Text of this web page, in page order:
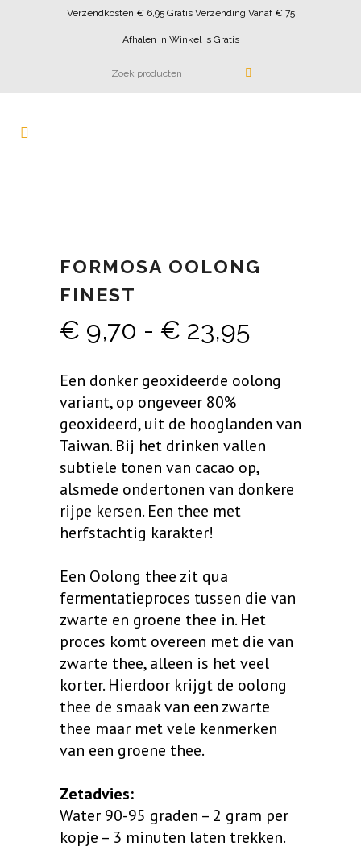
Verzendkosten € 6,95 Gratis Verzending Vanaf € 75
Afhalen In Winkel Is Gratis
FORMOSA OOLONG
FINEST
€ 9,70 - € 23,95
€ 23,95
Een donker geoxideerde oolong
variant, op ongeveer 80%
geoxideerd, uit de hooglanden van
Taiwan. Bij het drinken vallen
subtiele tonen van cacao op,
alsmede ondertonen van donkere
rijpe kersen. Een thee met
herfstachtig karakter!
Een Oolong thee zit qua
fermentatieproces tussen die van
zwarte en groene thee in. Het
proces komt overeen met die van
zwarte thee, alleen is het veel
korter. Hierdoor krijgt de oolong
thee de smaak van een zwarte
thee maar met vele kenmerken
van een groene thee.
Zetadvies:
Water 90-95 graden – 2 gram per
kopje – 3 minuten laten trekken.